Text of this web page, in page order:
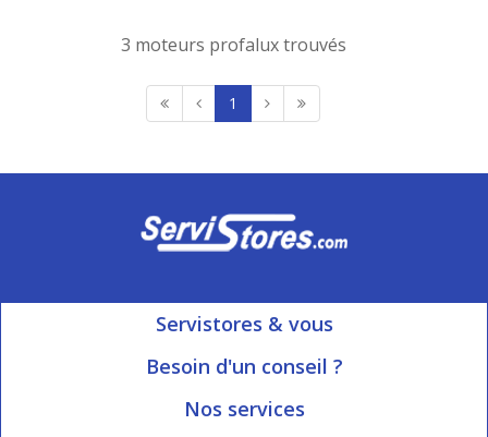
3 moteurs profalux trouvés
1
Servistores & vous
Mon compte
Besoin d'un conseil ?
Ouvert du Lundi au Vendredi
Nos services